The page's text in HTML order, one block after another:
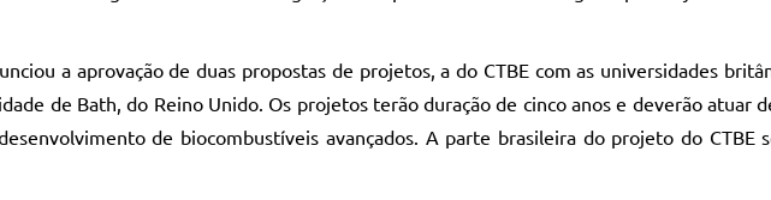
a aprovação de duas propostas de projetos, a do CTBE com as universidades
de Bath, do Reino Unido. Os projetos terão duração de cinco anos e deverão atuar
de biocombustíveis avançados. A parte brasileira do projeto do CTBE